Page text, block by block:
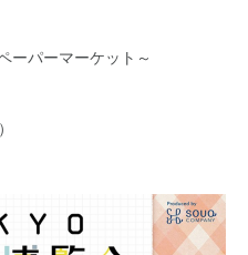
ーパーマーケット～